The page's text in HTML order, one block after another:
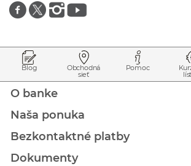
Znajdź nas na facebooku
Znajdź nas na twitterze
Znajdź nas na instagramie
Znajdź nas na youtube
Blog Obchodná
sieť
Pomoc
O banke
Naša ponuka
Bezkontaktné platby
Dokumenty